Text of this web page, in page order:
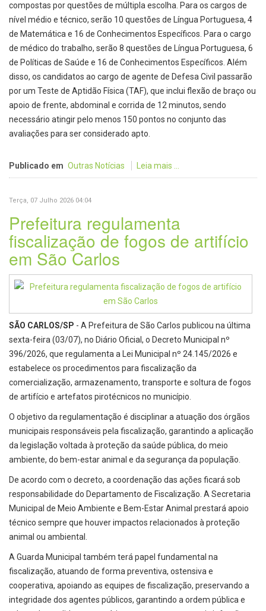
compostas por questões de múltipla escolha. Para os cargos de
nível médio e técnico, serão 10 questões de Língua Portuguesa, 4
de Matemática e 16 de Conhecimentos Específicos. Para o cargo
de médico do trabalho, serão 8 questões de Língua Portuguesa, 6
de Políticas de Saúde e 16 de Conhecimentos Específicos. Além
disso, os candidatos ao cargo de agente de Defesa Civil passarão
por um Teste de Aptidão Física (TAF), que inclui flexão de braço ou
apoio de frente, abdominal e corrida de 12 minutos, sendo
necessário atingir pelo menos 150 pontos no conjunto das
avaliações para ser considerado apto.
Publicado em Outras Notícias Leia mais ...
Terça, 07 Julho 2026 04:04
Prefeitura regulamenta
fiscalização de fogos de artifício
em São Carlos
SÃO CARLOS/SP - A Prefeitura de São Carlos publicou na última
sexta-feira (03/07), no Diário Oficial, o Decreto Municipal nº
396/2026, que regulamenta a Lei Municipal nº 24.145/2026 e
estabelece os procedimentos para fiscalização da
comercialização, armazenamento, transporte e soltura de fogos
de artifício e artefatos pirotécnicos no município.
O objetivo da regulamentação é disciplinar a atuação dos órgãos
municipais responsáveis pela fiscalização, garantindo a aplicação
da legislação voltada à proteção da saúde pública, do meio
ambiente, do bem-estar animal e da segurança da população.
De acordo com o decreto, a coordenação das ações ficará sob
responsabilidade do Departamento de Fiscalização. A Secretaria
Municipal de Meio Ambiente e Bem-Estar Animal prestará apoio
técnico sempre que houver impactos relacionados à proteção
animal ou ambiental.
A Guarda Municipal também terá papel fundamental na
fiscalização, atuando de forma preventiva, ostensiva e
cooperativa, apoiando as equipes de fiscalização, preservando a
integridade dos agentes públicos, garantindo a ordem pública e